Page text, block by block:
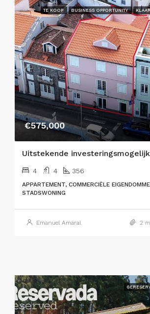
TE KOOP BUSINESS OPPORTUNITY
€575,000
4 4 356
APPARTEMENT, COMMERCIËLE
STADSWONING
Emanuel Amaral 2